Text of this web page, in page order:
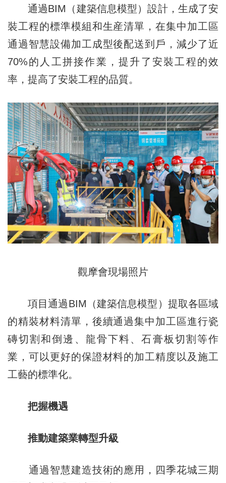
通過BIM（建築信息模型）設計，生成了安
裝工程的標準模組和生産清單，在集中加工區
通過智慧設備加工成型後配送到戶，減少了近
70%的人工拼接作業，提升了安裝工程的效
率，提高了安裝工程的品質。
觀摩會現場照片
項目通過BIM（建築信息模型）提取各區域
的精裝材料清單，後續通過集中加工區進行瓷
磚切割和倒邊、龍骨下料、石膏板切割等作
業，可以更好的保證材料的加工精度以及施工
工藝的標準化。
把握機遇
推動建築業轉型升級
通過智慧建造技術的應用，四季花城三期